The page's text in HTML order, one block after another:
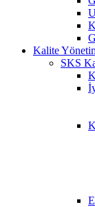
Kalite
SKS